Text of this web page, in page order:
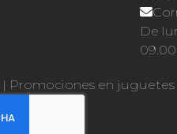
De
| Promociones en